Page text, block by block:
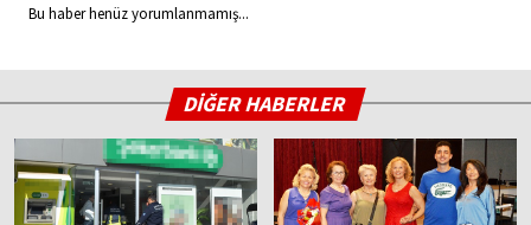
Bu haber henüz yorumlanmamış...
DİĞER HABERLER